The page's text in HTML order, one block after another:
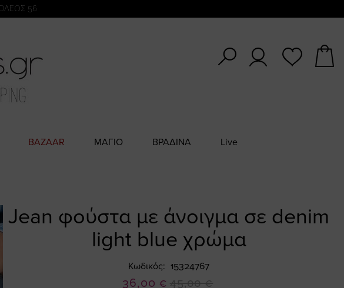
56
BAZAAR ΜΑΓΙΟ ΒΡΑΔΙΝΑ Live
Jean φούστα με άνοιγμα σε denim
light blue χρώμα
Κωδικός 15324767
Ειδική
36,00 € 45,00 €